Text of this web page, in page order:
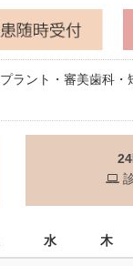
ラント・審美歯科
水 木